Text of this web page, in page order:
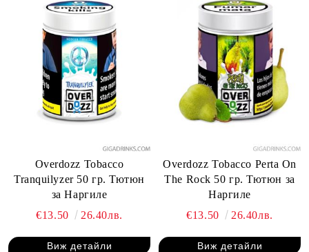
Overdozz Tobacco
Tranquilyzer 50 гр. Тютюн
за Наргиле
€13.50
26.40лв.
Виж детайли
Overdozz Tobacco Perta On
The Rock 50 гр. Тютюн за
Наргиле
€13.50
26.40лв.
Виж детайли